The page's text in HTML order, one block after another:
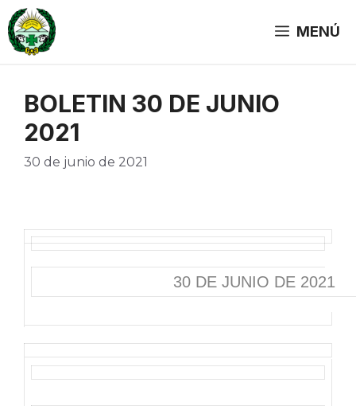
Saltar
al
contenido
MENÚ
BOLETIN 30 DE JUNIO
2021
30 de junio de 2021
30 DE JUNIO DE 2021